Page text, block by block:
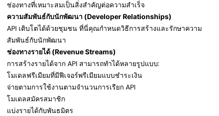
ช่องทางที่เหมาะสมเป็นสิ่งสำคัญต่อความสำเร็จ
ความสัมพันธ์กับนักพัฒนา (Developer Relationships)
API เติบโตได้ด้วยชุมชน ที่นี่คุณกำหนดวิธีการสร้างและรักษาความ
สัมพันธ์กับนักพัฒนา
ช่องทางรายได้ (Revenue Streams)
การสร้างรายได้จาก API สามารถทำได้หลายรูปแบบ:
โมเดลฟรีเมียมที่มีฟีเจอร์พรีเมียมแบบชำระเงิน
จ่ายตามการใช้งานตามจำนวนการเรียก API
โมเดลสมัครสมาชิก
แบ่งรายได้กับพันธมิตร